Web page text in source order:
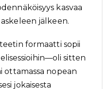
kasvaa
jälkeen.
formaatti sopii
sitten
ottamassa nopean
jokaisesta